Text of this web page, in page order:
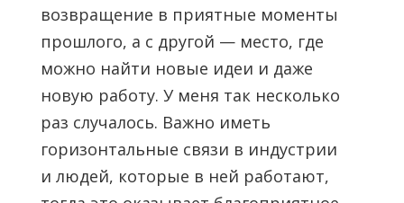
возвращение в приятные моменты
прошлого, а с другой — место, где
можно найти новые идеи и даже
новую работу. У меня так несколько
раз случалось. Важно иметь
горизонтальные связи в индустрии
и людей, которые в ней работают,